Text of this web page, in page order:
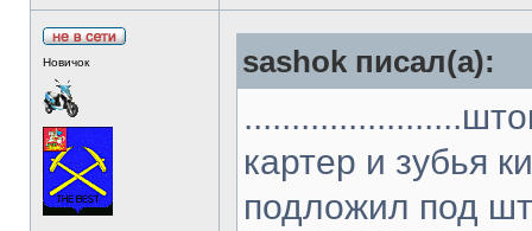
Новичок sashok писал(а):
картер и зубья
подложил под